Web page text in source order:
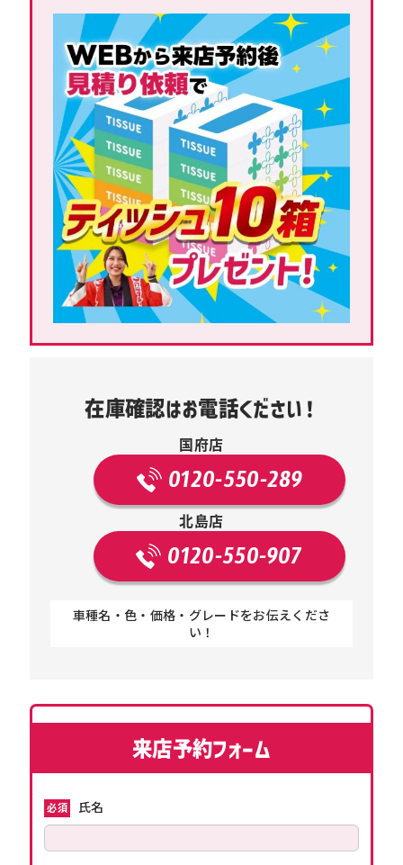
在庫確認はお電話ください！
国府店
0120-550-289
北島店
0120-550-907
車種名・色・価格・グレードをお伝えくださ
い！
来店予約フォーム
必須 氏名